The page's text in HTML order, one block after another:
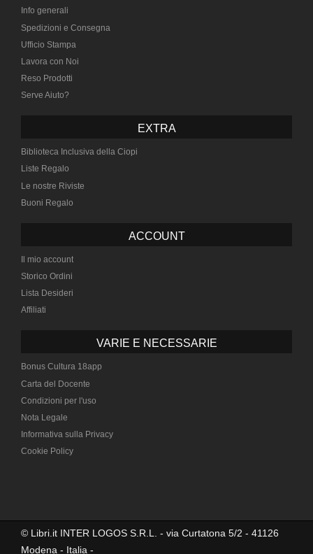
Info generali
Spedizioni e Consegna
Ufficio Stampa
Lavora con Noi
Reso Prodotti
Serve Aiuto?
EXTRA
Biblioteca Inclusiva della Ciopi
Liste Regalo
Le nostre Riviste
Buoni Regalo
ACCOUNT
Il mio account
Storico Ordini
Lista Desideri
Affiliati
VARIE E NECESSARIE
Bonus Cultura 18app
Carta del Docente
Condizioni per l'uso
Nota Legale
Informativa sulla Privacy
Cookie Policy
© Libri.it INTER LOGOS S.R.L. - via Curtatona 5/2 - 41126
Modena - Italia -